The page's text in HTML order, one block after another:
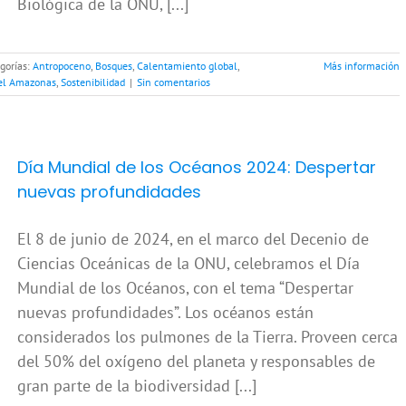
Antropoceno, Bosques, Calentamiento global,
Amazonas, Sostenibilidad | Sin comentarios
Más información
Día Mundial de los Océanos 2024: Despertar
nuevas profundidades
El 8 de junio de 2024, en el marco del Decenio de
Ciencias Oceánicas de la ONU, celebramos el Día
Mundial de los Océanos, con el tema “Despertar
nuevas profundidades”. Los océanos están
considerados los pulmones de la Tierra. Proveen cerca
del 50% del oxígeno del planeta y responsables de
gran parte de la biodiversidad [...]